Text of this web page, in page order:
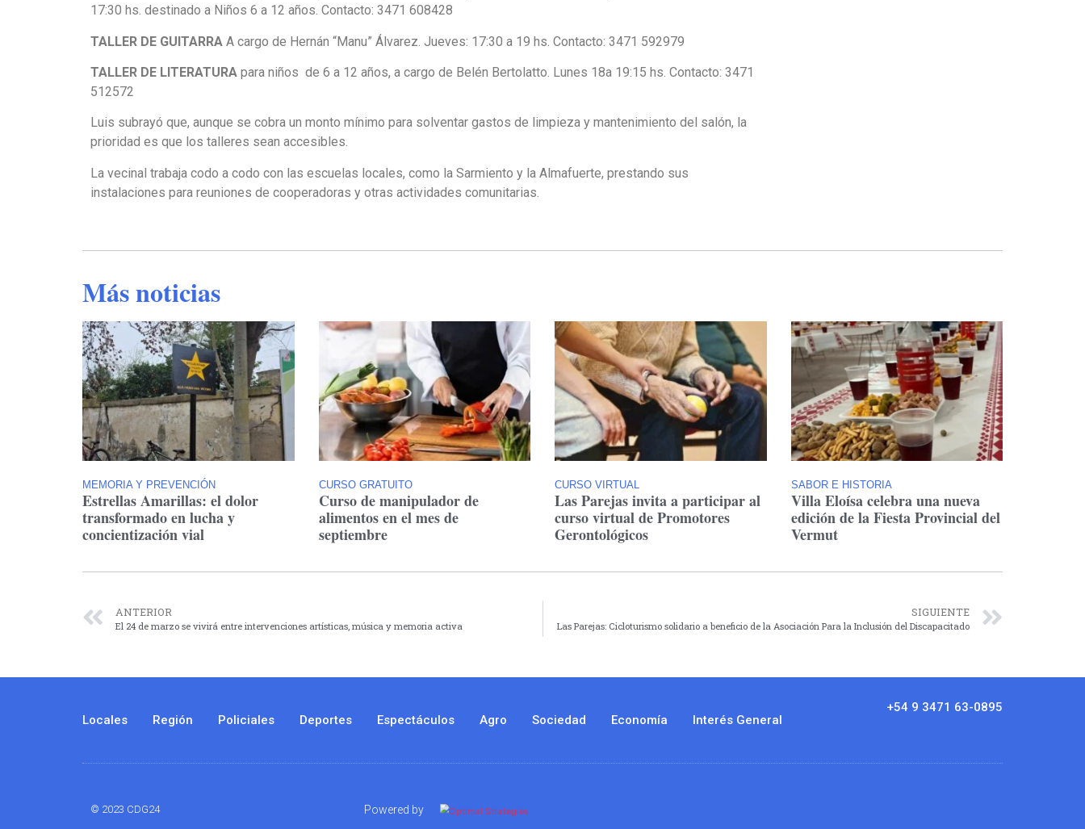
17:30 hs. destinado a Niños 6 a 12 años. Contacto: 3471 608428
TALLER DE GUITARRA A cargo de Hernán “Manu” Álvarez. Jueves: 17:30 a 19 hs. Contacto: 3471 592979
TALLER DE LITERATURA para niños de 6 a 12 años, a cargo de Belén Bertolatto. Lunes 18a 19:15 hs. Contacto: 3471
512572
Luis subrayó que, aunque se cobra un monto mínimo para solventar gastos de limpieza y mantenimiento del salón, la
prioridad es que los talleres sean accesibles.
La vecinal trabaja codo a codo con las escuelas locales, como la Sarmiento y la Almafuerte, prestando sus
instalaciones para reuniones de cooperadoras y otras actividades comunitarias.
Más noticias
MEMORIA Y PREVENCIÓN
Estrellas Amarillas: el dolor
transformado en lucha y
concientización vial
CURSO GRATUITO
Curso de manipulador de
alimentos en el mes de
septiembre
CURSO VIRTUAL
Las Parejas invita a participar al
curso virtual de Promotores
Gerontológicos
SABOR E HISTORIA
Villa Eloísa celebra una nueva
edición de la Fiesta Provincial del
Vermut
ANTERIOR
El 24 de marzo se vivirá entre intervenciones artísticas, música y memoria activa
SIGUIENTE
Las Parejas: Cicloturismo solidario a beneficio de la Asociación Para la Inclusión del Discapacitado
Locales Región Policiales Deportes Espectáculos Agro Sociedad Economía Interés General
+54 9 3471 63-0895
© 2023 CDG24 Powered by